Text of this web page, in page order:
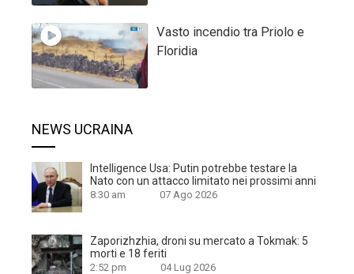
Vasto incendio tra Priolo e
Floridia
NEWS UCRAINA
Intelligence Usa: Putin potrebbe testare la
Nato con un attacco limitato nei prossimi anni
8:30 am 07 Ago 2026
Zaporizhzhia, droni su mercato a Tokmak: 5
morti e 18 feriti
2:52 pm 04 Lug 2026